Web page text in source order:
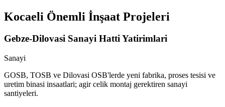
Kocaeli Önemli İnşaat Projeleri
Gebze-Dilovasi Sanayi Hatti Yatirimlari
Sanayi
GOSB, TOSB ve Dilovasi OSB'lerde yeni fabrika, proses tesisi ve
uretim binasi insaatlari; agir celik montaj gerektiren sanayi
santiyeleri.